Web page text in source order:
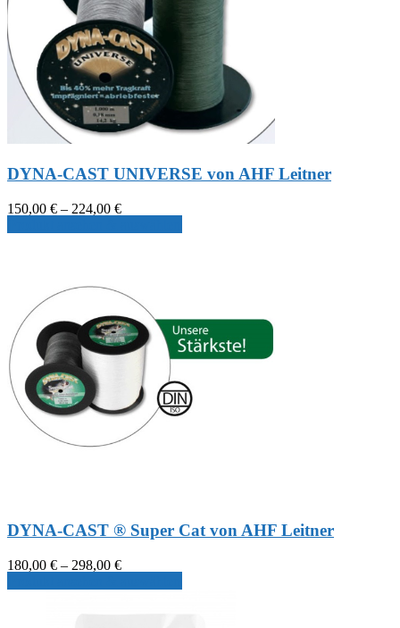
DYNA-CAST UNIVERSE von AHF Leitner
150,00 € – 224,00 €Preisspanne:
DYNA-CAST ® Super Cat von AHF Leitner
180,00 € – 298,00 €Preisspanne: